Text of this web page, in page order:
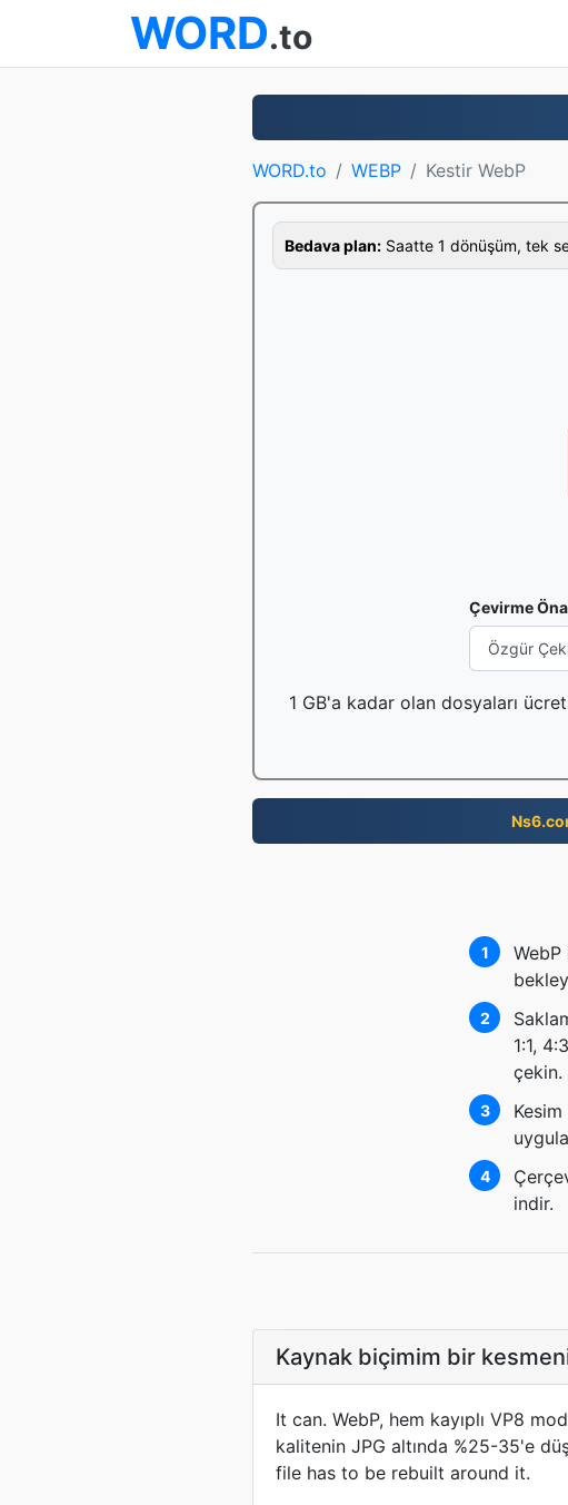
WORD.to
WORD.to WEBP Kestir WebP
Bedava plan: Saatte 1 dönüşüm, tek
Çevirme
1 GB'a kadar olan dosyaları
1
2
1:1,
çekin.
3
4
indir.
Kaynak biçimim bir
It can. WebP, hem kayıplı VP8
kalitenin JPG altında %25-35'e
file has to be rebuilt around it.